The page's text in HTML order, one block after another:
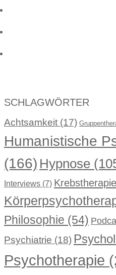
SCHLAGWÖRTER
Achtsamkeit (17)
Humanistische
(166) Hypnose
Interviews (7) Krebstherapie
Philosophie (54)
Psychiatrie (18)
Psychotherapie